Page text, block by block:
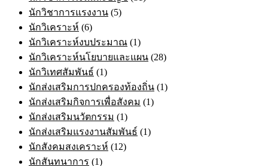
นักวิชาการแรงงาน (5)
นักวิเคราะห์ (6)
นักวิเคราะห์งบประมาณ (1)
นักวิเคราะห์นโยบายและแผน (28)
นักวิเทศสัมพันธ์ (1)
นักส่งเสริมการปกครองท้องถิ่น (1)
นักส่งเสริมกิจการเพื่อสังคม (1)
นักส่งเสริมนวัตกรรม (1)
นักส่งเสริมแรงงานสัมพันธ์ (1)
นักสังคมสงเคราะห์ (12)
นักสันทนาการ (1)